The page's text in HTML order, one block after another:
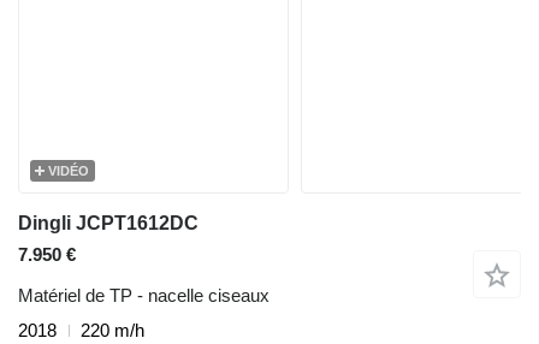
VIDÉO
Dingli JCPT1612DC
7.950 €
Matériel de TP - nacelle ciseaux
2018
220 m/h